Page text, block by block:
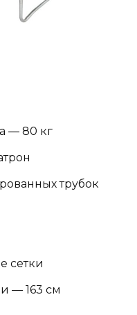
— 80 кг
трубок
сетки
— 163 см